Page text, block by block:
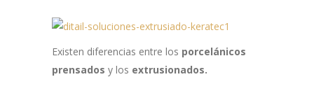
Existen diferencias entre los porcelánicos
prensados y los extrusionados.